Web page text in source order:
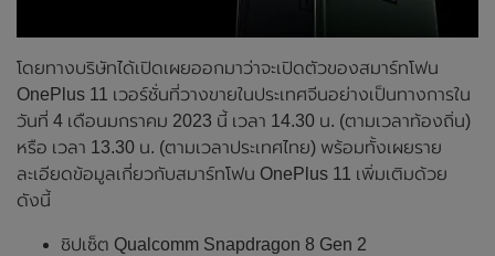
โดยทางบริษัทได้เปิดเผยออกมาว่าจะเปิดตัวของสมาร์ทโฟน
OnePlus 11 เวอร์ชั่นที่วางขายในประเทศจีนอย่างเป็นทางการใน
วันที่ 4 เดือนมกราคม 2023 นี้ เวลา 14.30 น. (ตามเวลาท้องถิ่น)
หรือ เวลา 13.30 น. (ตามเวลาประเทศไทย) พร้อมทั้งเผยราย
ละเอียดข้อมูลเกี่ยวกับสมาร์ทโฟน OnePlus 11 เพิ่มเติมด้วย
ดังนี้
ชิปเซ็ต Qualcomm Snapdragon 8 Gen 2